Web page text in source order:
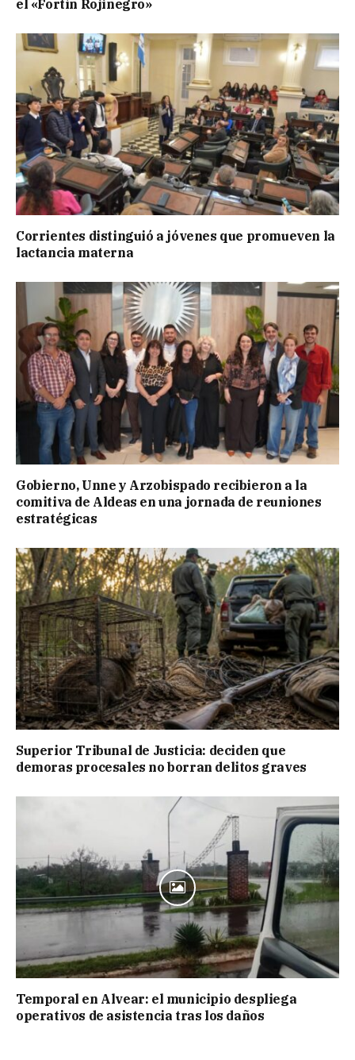
el «Fortín Rojinegro»
Corrientes distinguió a jóvenes que promueven la
lactancia materna
Gobierno, Unne y Arzobispado recibieron a la
comitiva de Aldeas en una jornada de reuniones
estratégicas
Superior Tribunal de Justicia: deciden que
demoras procesales no borran delitos graves
Temporal en Alvear: el municipio despliega
operativos de asistencia tras los daños